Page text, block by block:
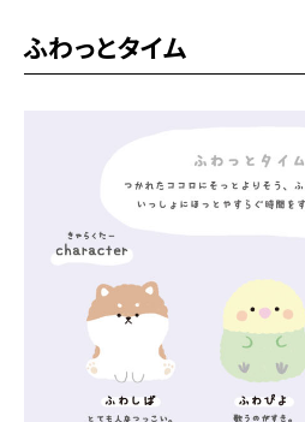
ふわっとタイム